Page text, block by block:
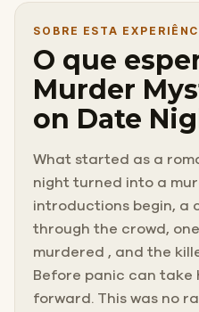
SOBRE ESTA
O que
Murder
on Date
What started as a
night turned into a
introductions begin, a
through the crowd,
murdered , and the
Before panic can take
forward. This was no